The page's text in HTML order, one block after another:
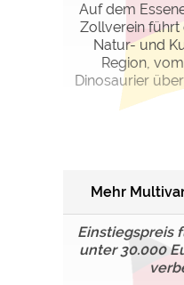
Auf dem
Zollverein führt
Natur- und
Region,
Dinosaurier
Mehr
Einstiegspreis
unter 30.000